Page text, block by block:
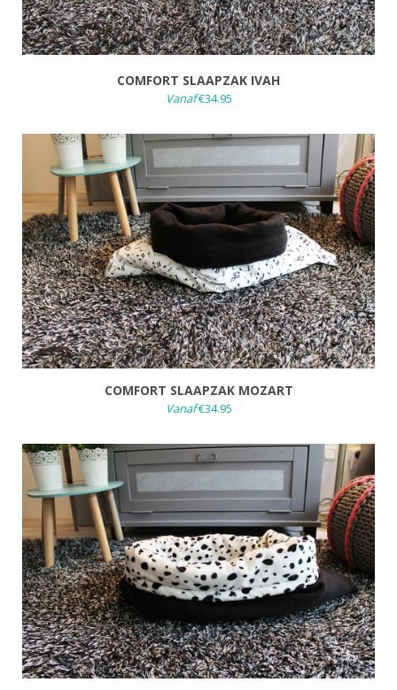
COMFORT SLAAPZAK IVAH
Vanaf€34.95
COMFORT SLAAPZAK MOZART
Vanaf€34.95